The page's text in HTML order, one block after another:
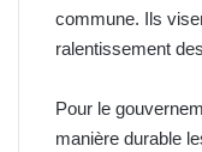
commune. Ils
ralentissement
Pour le
manière durable